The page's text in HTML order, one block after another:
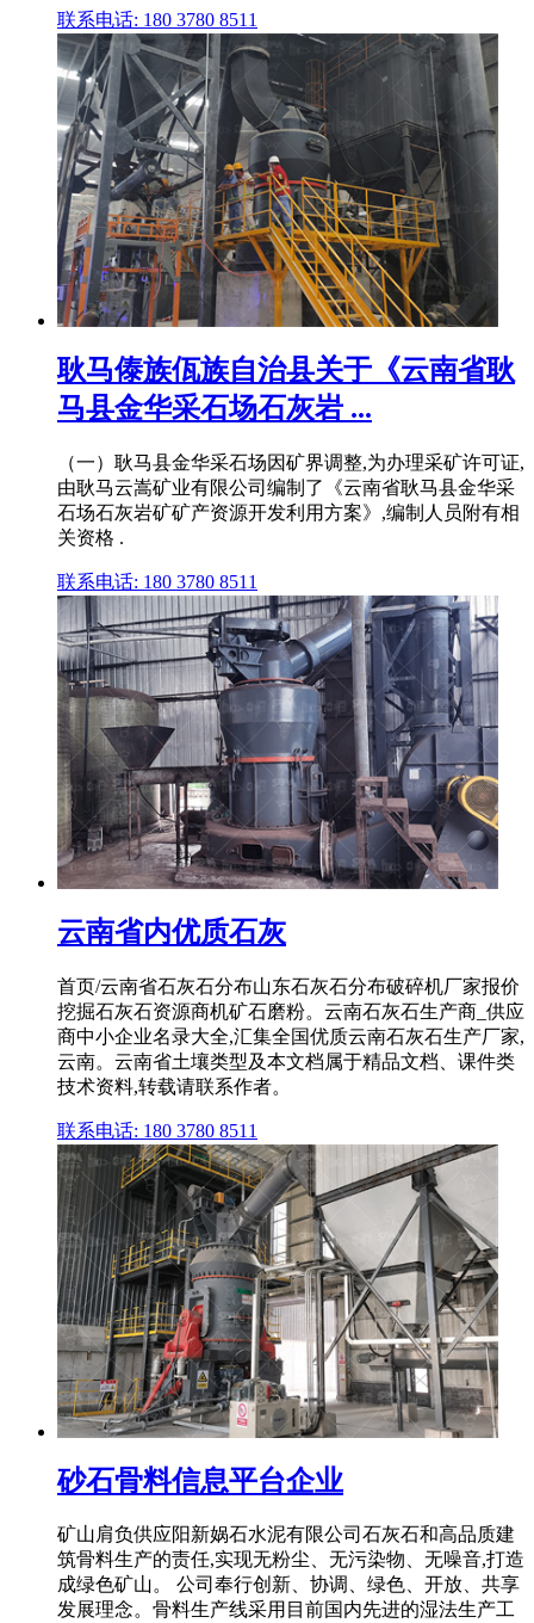
联系电话: 180 3780 8511
耿马傣族佤族自治县关于《云南省耿
马县金华采石场石灰岩 ...
（一）耿马县金华采石场因矿界调整,为办理采矿许可证,
由耿马云嵩矿业有限公司编制了《云南省耿马县金华采
石场石灰岩矿矿产资源开发利用方案》,编制人员附有相
关资格 .
联系电话: 180 3780 8511
云南省内优质石灰
首页/云南省石灰石分布山东石灰石分布破碎机厂家报价
挖掘石灰石资源商机矿石磨粉。云南石灰石生产商_供应
商中小企业名录大全,汇集全国优质云南石灰石生产厂家,
云南。云南省土壤类型及本文档属于精品文档、课件类
技术资料,转载请联系作者。
联系电话: 180 3780 8511
砂石骨料信息平台企业
矿山肩负供应阳新娲石水泥有限公司石灰石和高品质建
筑骨料生产的责任,实现无粉尘、无污染物、无噪音,打造
成绿色矿山。 公司奉行创新、协调、绿色、开放、共享
发展理念。骨料生产线采用目前国内先进的湿法生产工